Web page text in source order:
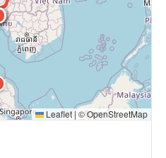
Leaflet | ©OpenStreetMap